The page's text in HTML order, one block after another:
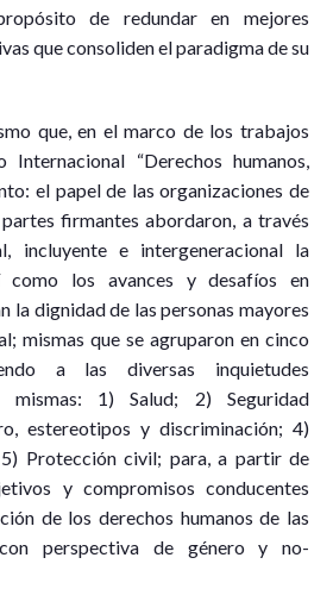
de redundar en mejores
que consoliden el paradigma de su
que, en el marco de los trabajos
“Derechos humanos,
el papel de las organizaciones de
firmantes abordaron, a través
incluyente e intergeneracional la
como los avances y desafíos en
la dignidad de las personas mayores
mismas que se agruparon en cinco
a las diversas inquietudes
mismas: 1) Salud; 2) Seguridad
estereotipos y discriminación; 4)
Protección civil; para, a partir de
y compromisos conducentes
de los derechos humanos de las
con perspectiva de género y no-